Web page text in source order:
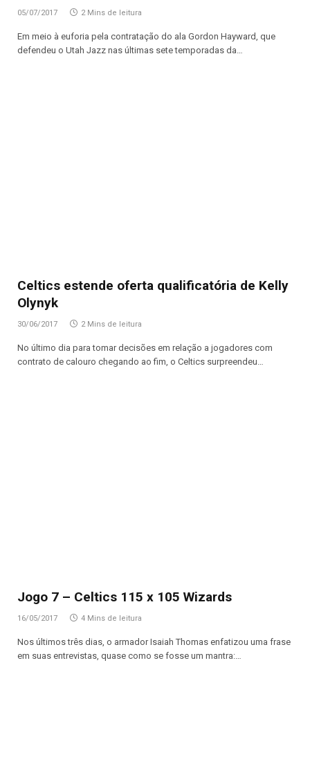
05/07/2017 2 Mins de leitura
Em meio à euforia pela contratação do ala Gordon Hayward, que
defendeu o Utah Jazz nas últimas sete temporadas da…
Celtics estende oferta qualificatória de Kelly
Olynyk
30/06/2017 2 Mins de leitura
No último dia para tomar decisões em relação a jogadores com
contrato de calouro chegando ao fim, o Celtics surpreendeu…
Jogo 7 – Celtics 115 x 105 Wizards
16/05/2017 4 Mins de leitura
Nos últimos três dias, o armador Isaiah Thomas enfatizou uma frase
em suas entrevistas, quase como se fosse um mantra:…